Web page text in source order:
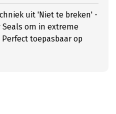
uit 'Niet te breken' -
om in extreme
toepasbaar op